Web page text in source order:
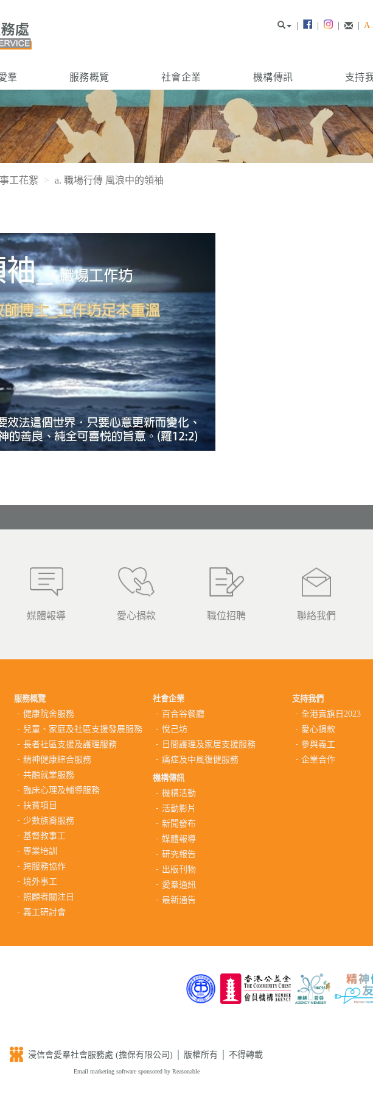
| | | A
羣 服務概覽 社會企業 機構傳訊 支持
事工花絮 a. 職場行傳 風浪中的領袖
媒體報導 愛心捐款 職位招聘 聯絡我們
服務概覽
健康院舍服務
兒童、家庭及社區支援發展服務
長者社區支援及護理服務
精神健康綜合服務
共融就業服務
臨床心理及輔導服務
扶貧項目
少數族裔服務
基督教事工
專業培訓
跨服務協作
境外事工
照顧者關注日
義工研討會
社會企業
百合谷餐廳
悅己坊
日間護理及家居支援服務
痛症及中風復健服務
機構傳訊
機構活動
活動影片
新聞發布
媒體報導
研究報告
出版刊物
愛羣通訊
最新通告
支持我們
全港賣旗日2023
愛心捐款
參與義工
企業合作
浸信會愛羣社會服務處 (擔保有限公司) │ 版權所有 │ 不得轉載
Email marketing software sponsored by Reasonable